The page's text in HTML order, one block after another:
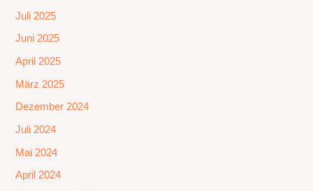
Juli 2025
Juni 2025
April 2025
März 2025
Dezember 2024
Juli 2024
Mai 2024
April 2024